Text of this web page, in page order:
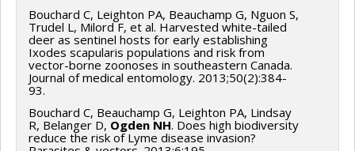
Bouchard C, Leighton PA, Beauchamp G, Nguon S,
Trudel L, Milord F, et al. Harvested white-tailed
deer as sentinel hosts for early establishing
Ixodes scapularis populations and risk from
vector-borne zoonoses in southeastern Canada.
Journal of medical entomology. 2013;50(2):384-
93.
Bouchard C, Beauchamp G, Leighton PA, Lindsay
R, Belanger D, Ogden NH. Does high biodiversity
reduce the risk of Lyme disease invasion?